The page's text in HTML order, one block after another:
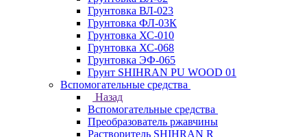
Грунтовка ВЛ-023
Грунтовка ФЛ-03К
Грунтовка ХС-010
Грунтовка ХС-068
Грунтовка ЭФ-065
Грунт SHIHRAN PU WOOD 01
Вспомогательные средства
Назад
Вспомогательные средства
Преобразователь ржавчины
Растворитель SHIHRAN R